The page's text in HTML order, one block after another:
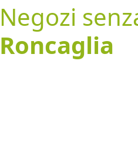
Negozi
Roncaglia